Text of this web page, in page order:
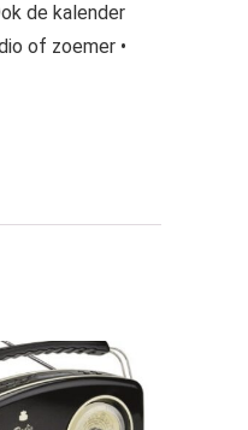
de kalender
of zoemer •